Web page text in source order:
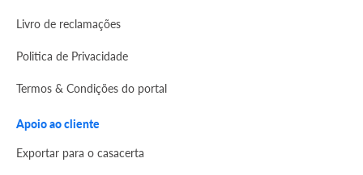
Livro de reclamações
Politica de Privacidade
Termos & Condições do portal
Apoio ao cliente
Exportar para o casacerta